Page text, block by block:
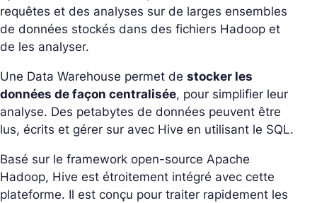
requêtes et des analyses sur de larges ensembles
de données stockés dans des fichiers Hadoop et
de les analyser.
Une Data Warehouse permet de stocker les
données de façon centralisée, pour simplifier leur
analyse. Des petabytes de données peuvent être
lus, écrits et gérer sur avec Hive en utilisant le SQL.
Basé sur le framework open-source Apache
Hadoop, Hive est étroitement intégré avec cette
plateforme. Il est conçu pour traiter rapidement les